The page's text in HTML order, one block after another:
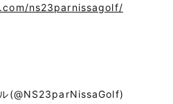
ns23parnissagolf/
(@NS23parNissaGolf)